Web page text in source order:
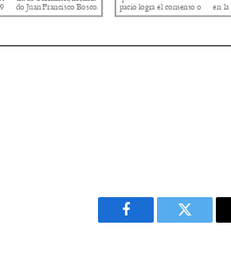
Facebook Twitter